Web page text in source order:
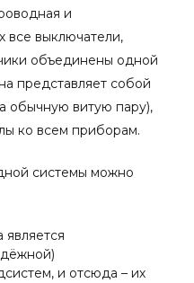
и
все выключатели,
объединены одной
представляет собой
обычную витую пару),
ко всем приборам.
системы можно
является
и отсюда – их